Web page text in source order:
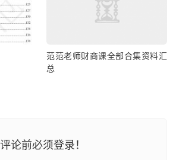
范范老师财商课全部合集资料汇
总
评论前必须登录！